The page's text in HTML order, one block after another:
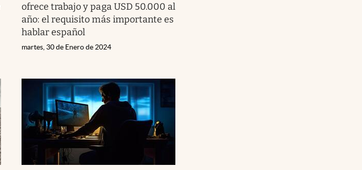
ofrece trabajo y paga USD 50.000 al
año: el requisito más importante es
hablar español
martes, 30 de Enero de 2024